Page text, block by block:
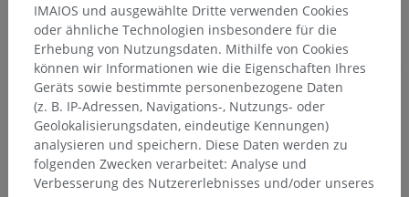
Übersetzungen
Sie haben einen Fehler gefunden?
Sie können gerne eine Berichtigung, Übersetzung oder
IMAIOS und ausgewählte Dritte verwenden Cookies
oder ähnliche Technologien insbesondere für die
Erhebung von Nutzungsdaten. Mithilfe von Cookies
können wir Informationen wie die Eigenschaften Ihres
Geräts sowie bestimmte personenbezogene Daten
(z. B. IP-Adressen, Navigations-, Nutzungs- oder
Geolokalisierungsdaten, eindeutige Kennungen)
analysieren und speichern. Diese Daten werden zu
folgenden Zwecken verarbeitet: Analyse und
Verbesserung des Nutzererlebnisses und/oder unseres